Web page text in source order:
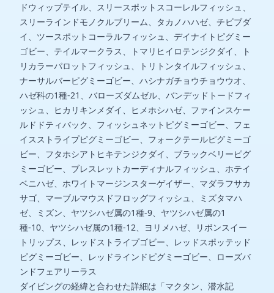
ドウィップテイル、スリースポットスコーレルフィッシュ、
スリーラインドモノクルブリーム、タカノハハゼ、チビブダ
イ、ツースポットコーラルフィッシュ、デイナイトピグミー
ゴビー、テイルマークラス、トマリヒイロテンジクダイ、ト
リカラーパロットフィッシュ、トリトンタイルフィッシュ、
ナーサルバーピグミーゴビー、ハシナガチョウチョウウオ、
ハゼ科の1種-21、バローズダムゼル、バンデッドトードフィ
ッシュ、ヒカリキンメダイ、ヒメホシハゼ、ファインスケー
ルドドティバック、フィッシュネットピグミーゴビー、フェ
イスストライプピグミーゴビー、フォークテールピグミーゴ
ビー、フタホシアトヒキテンジクダイ、ブラックベリーピグ
ミーゴビー、ブレスレットカーディナルフィッシュ、ホテイ
ベニハゼ、ホワイトマージンスターゲイザー、マダラフサカ
サゴ、マーブルマウスドフロッグフィッシュ、ミズタマハ
ゼ、ミズン、ヤツシハゼ属の1種-9、ヤツシハゼ属の1
種-10、ヤツシハゼ属の1種-12、ヨリメハゼ、リボンスイー
トリップス、レッドストライプゴビー、レッドスポッテッド
ピグミーゴビー、レッドラインドピグミーゴビー、ローズバ
ンドフェアリーラス
ダイビングの経緯と合わせた詳細は 「マクタン、潜水記